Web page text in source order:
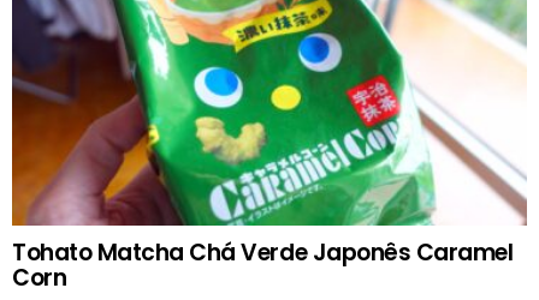
Tohato Matcha Chá Verde Japonês Caramel
Corn